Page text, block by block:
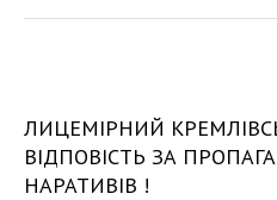
ЛИЦЕМІРНИЙ
ВІДПОВІСТЬ ЗА
НАРАТИВІВ !